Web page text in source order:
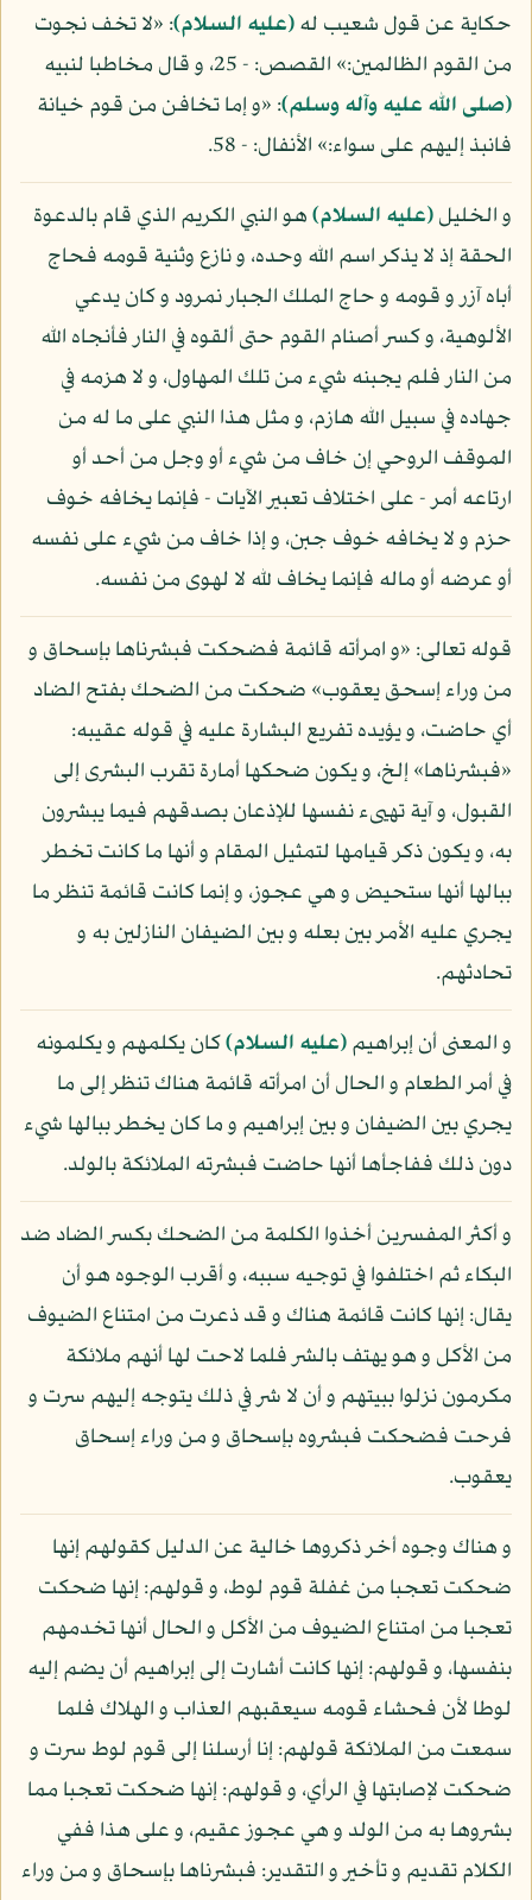
حكاية عن قول شعيب له(عليه السلام): «لا تخف نجوت
من القوم الظالمين:» القصص: - 25، و قال مخاطبا لنبيه
(صلى الله عليه وآله وسلم): «و إما تخافن من قوم خيانة
فانبذ إليهم على سواء:» الأنفال: - 58.
و الخليل(عليه السلام)هو النبي الكريم الذي قام بالدعوة
الحقة إذ لا يذكر اسم الله وحده، و نازع وثنية قومه فحاج
أباه آزر و قومه و حاج الملك الجبار نمرود و كان يدعي
الألوهية، و كسر أصنام القوم حتى ألقوه في النار فأنجاه الله
من النار فلم يجبنه شيء من تلك المهاول، و لا هزمه في
جهاده في سبيل الله هازم، و مثل هذا النبي على ما له من
الموقف الروحي إن خاف من شيء أو وجل من أحد أو
ارتاعه أمر - على اختلاف تعبير الآيات - فإنما يخافه خوف
حزم و لا يخافه خوف جبن، و إذا خاف من شيء على نفسه
أو عرضه أو ماله فإنما يخاف لله لا لهوى من نفسه.
قوله تعالى: «و امرأته قائمة فضحكت فبشرناها بإسحاق و
من وراء إسحق يعقوب» ضحكت من الضحك بفتح الضاد
أي حاضت، و يؤيده تفريع البشارة عليه في قوله عقيبه:
«فبشرناها» إلخ، و يكون ضحكها أمارة تقرب البشرى إلى
القبول، و آية تهيىء نفسها للإذعان بصدقهم فيما يبشرون
به، و يكون ذكر قيامها لتمثيل المقام و أنها ما كانت تخطر
ببالها أنها ستحيض و هي عجوز، و إنما كانت قائمة تنظر ما
يجري عليه الأمر بين بعله و بين الضيفان النازلين به و
تحادثهم.
و المعنى أن إبراهيم(عليه السلام)كان يكلمهم و يكلمونه
في أمر الطعام و الحال أن امرأته قائمة هناك تنظر إلى ما
يجري بين الضيفان و بين إبراهيم و ما كان يخطر ببالها شيء
دون ذلك ففاجأها أنها حاضت فبشرته الملائكة بالولد.
و أكثر المفسرين أخذوا الكلمة من الضحك بكسر الضاد ضد
البكاء ثم اختلفوا في توجيه سببه، و أقرب الوجوه هو أن
يقال: إنها كانت قائمة هناك و قد ذعرت من امتناع الضيوف
من الأكل و هو يهتف بالشر فلما لاحت لها أنهم ملائكة
مكرمون نزلوا ببيتهم و أن لا شر في ذلك يتوجه إليهم سرت و
فرحت فضحكت فبشروه بإسحاق و من وراء إسحاق
يعقوب.
و هناك وجوه أخر ذكروها خالية عن الدليل كقولهم إنها
ضحكت تعجبا من غفلة قوم لوط، و قولهم: إنها ضحكت
تعجبا من امتناع الضيوف من الأكل و الحال أنها تخدمهم
بنفسها، و قولهم: إنها كانت أشارت إلى إبراهيم أن يضم إليه
لوطا لأن فحشاء قومه سيعقبهم العذاب و الهلاك فلما
سمعت من الملائكة قولهم: إنا أرسلنا إلى قوم لوط سرت و
ضحكت لإصابتها في الرأي، و قولهم: إنها ضحكت تعجبا مما
بشروها به من الولد و هي عجوز عقيم، و على هذا ففي
الكلام تقديم و تأخير و التقدير: فبشرناها بإسحاق و من وراء